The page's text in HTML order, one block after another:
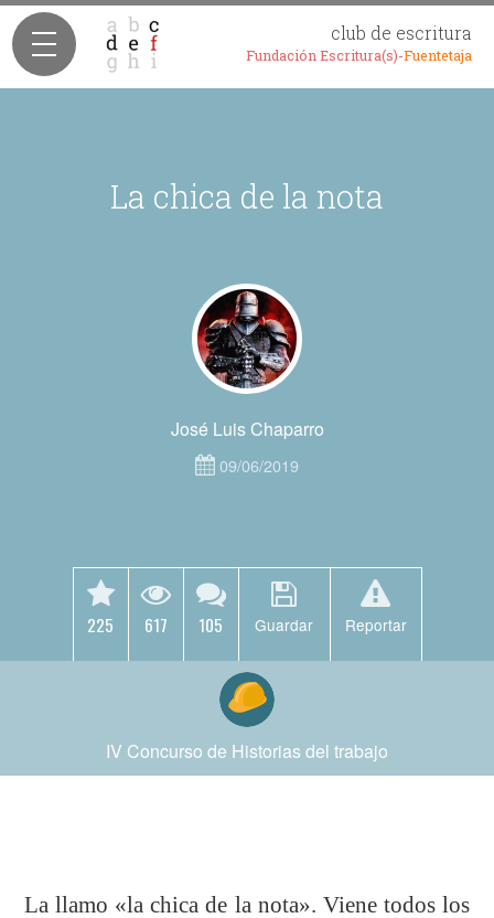
club de escritura
Fundación Escritura(s)-Fuentetaja
La chica de la nota
José Luis Chaparro
09/06/2019
225 617 105 Guardar Reportar
IV Concurso de Historias del trabajo
La llamo «la chica de la nota». Viene todos los